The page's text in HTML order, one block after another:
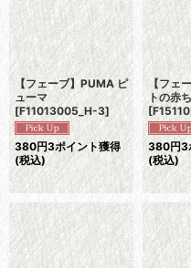
【フェーブ】PUMA ピ
ューマ
[F11013005_H-3]
380円3ポイント獲得
(税込)
【フェ
トの赤
[
380円3
(税込)